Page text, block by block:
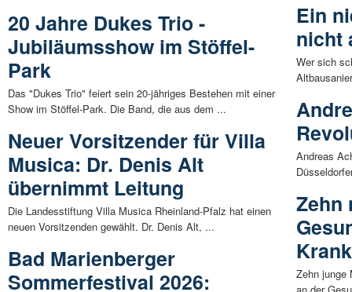
20 Jahre Dukes Trio -
Jubiläumsshow im Stöffel-
Park
Das "Dukes Trio" feiert sein 20-jähriges Bestehen mit einer
Show im Stöffel-Park. Die Band, die aus dem ...
Neuer Vorsitzender für Villa
Musica: Dr. Denis Alt
übernimmt Leitung
Die Landesstiftung Villa Musica Rheinland-Pfalz hat einen
neuen Vorsitzenden gewählt. Dr. Denis Alt, ...
Bad Marienberger
Sommerfestival 2026:
Ein
nicht
Wer sich
Andreas
Zehn
Zehn junge